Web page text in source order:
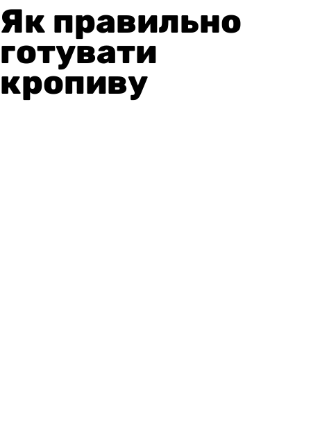
Як правильно
готувати
кропиву